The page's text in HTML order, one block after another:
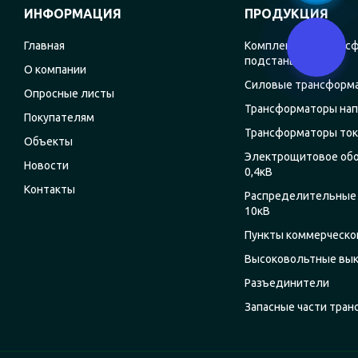
ИНФОРМАЦИЯ
Главная
О компании
Опросные листы
Покупателям
Объекты
Новости
Контакты
ПРОДУКЦИЯ
Комплектные
подстанции
Силовые
Трансформаторы
Трансформаторы
Электрощитовое
0,4кВ
Распределительные
10кВ
Пункты
Высоковольтные
Разъединители
Запасные части